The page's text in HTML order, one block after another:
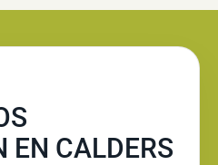
EN CALDERS